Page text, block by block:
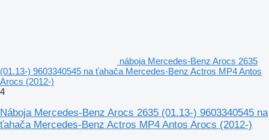
náboja Mercedes-Benz Arocs 2635
(01.13-) 9603340545 na ťahača Mercedes-Benz Actros MP4 Antos
Arocs (2012-)
4
Náboja Mercedes-Benz Arocs 2635 (01.13-) 9603340545 na
ťahača Mercedes-Benz Actros MP4 Antos Arocs (2012-)